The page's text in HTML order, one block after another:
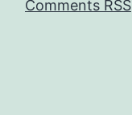
Comments RSS